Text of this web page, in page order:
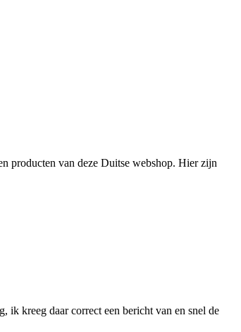
producten van deze Duitse webshop. Hier zijn
ik kreeg daar correct een bericht van en snel de